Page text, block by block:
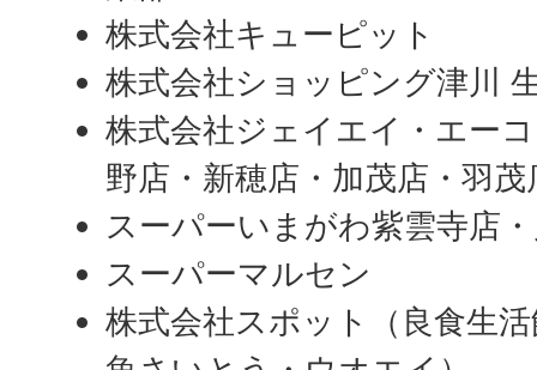
株式会社キューピット
株式会社ショッピング津川
株式会社ジェイエイ・エー
野店・新穂店・加茂店・羽茂
スーパーいまがわ紫雲寺店
スーパーマルセン
株式会社スポット（良食生